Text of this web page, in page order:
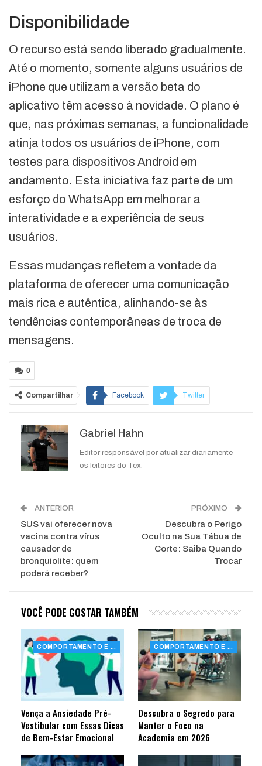
Disponibilidade
O recurso está sendo liberado gradualmente.
Até o momento, somente alguns usuários de
iPhone que utilizam a versão beta do
aplicativo têm acesso à novidade. O plano é
que, nas próximas semanas, a funcionalidade
atinja todos os usuários de iPhone, com
testes para dispositivos Android em
andamento. Esta iniciativa faz parte de um
esforço do WhatsApp em melhorar a
interatividade e a experiência de seus
usuários.
Essas mudanças refletem a vontade da
plataforma de oferecer uma comunicação
mais rica e autêntica, alinhando-se às
tendências contemporâneas de troca de
mensagens.
0
Compartilhar Facebook Twitter
WhatsApp
Gabriel Hahn
Editor responsável por atualizar diariamente
os leitores do Tex.
ANTERIOR
SUS vai oferecer nova
vacina contra vírus
causador de
bronquiolite: quem
poderá receber?
PRÓXIMO
Descubra o Perigo
Oculto na Sua Tábua de
Corte: Saiba Quando
Trocar
VOCÊ PODE GOSTAR TAMBÉM
COMPORTAMENTO E SAÚDE
Vença a Ansiedade Pré-
Vestibular com Essas Dicas
de Bem-Estar Emocional
COMPORTAMENTO E SAÚDE
Descubra o Segredo para
Manter o Foco na
Academia em 2026